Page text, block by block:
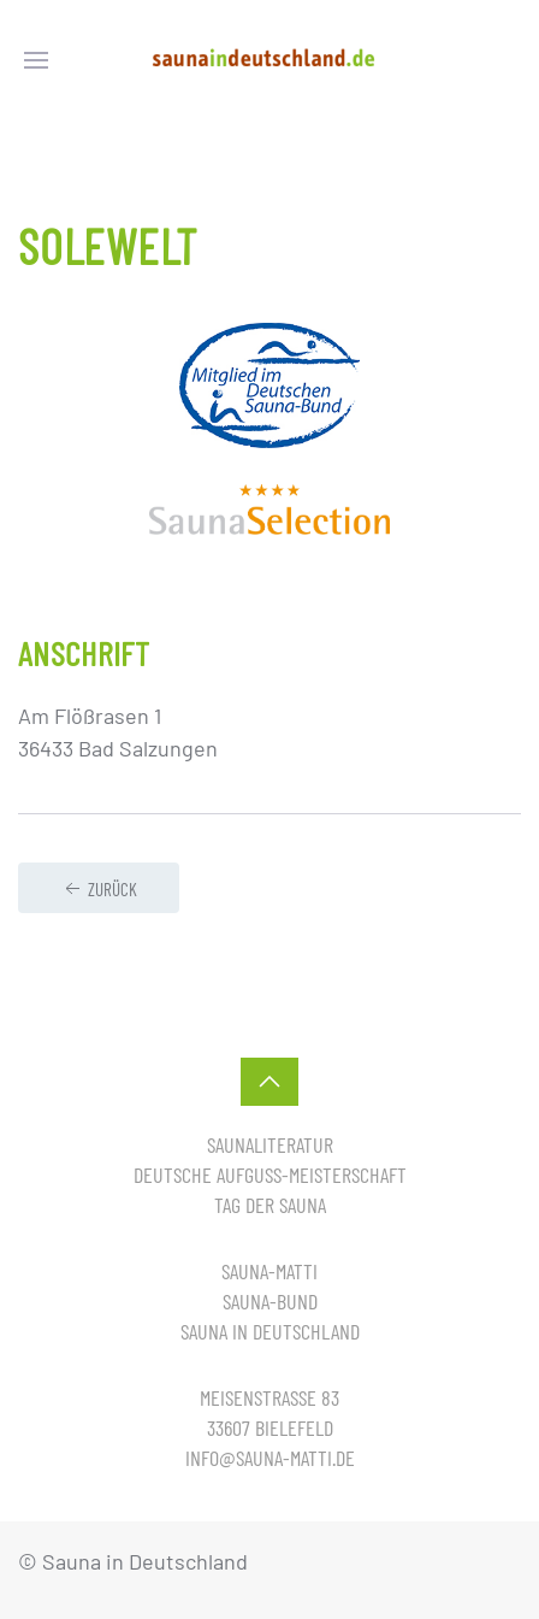
SOLEWELT
ANSCHRIFT
Am Flößrasen 1
36433 Bad Salzungen
ZURÜCK
SAUNALITERATUR
DEUTSCHE AUFGUSS-MEISTERSCHAFT
TAG DER SAUNA
SAUNA-MATTI
SAUNA-BUND
SAUNA IN DEUTSCHLAND
MEISENSTRASSE 83
33607 BIELEFELD
INFO@SAUNA-MATTI.DE
© Sauna in Deutschland